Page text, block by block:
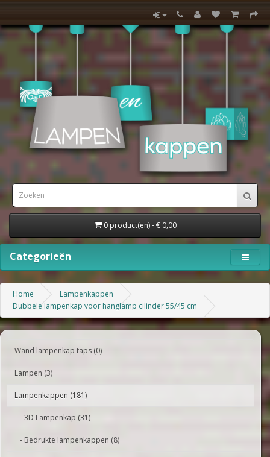
0 product(en) - € 0,00
Categorieën
Home
Lampenkappen
Dubbele lampenkap voor hanglamp cilinder 55/45 cm
Wand lampenkap taps (0)
Lampen (3)
Lampenkappen (181)
- 3D Lampenkap (31)
- Bedrukte lampenkappen (8)